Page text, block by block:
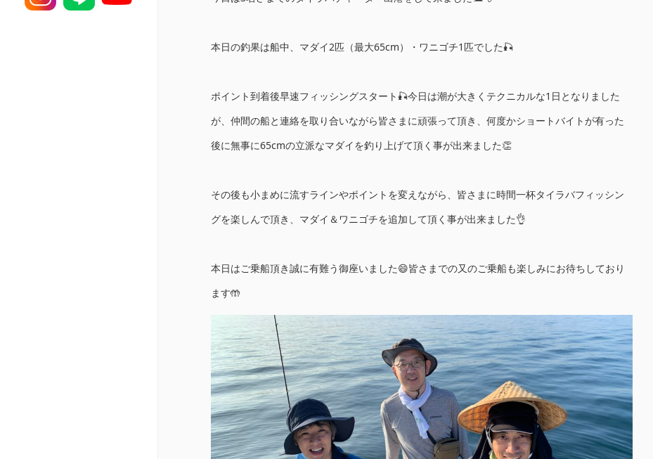
本日の釣果は船中、マダイ2匹（最大65cm）・ワニゴチ1匹でした🎣
ポイント到着後早速フィッシングスタート🎣今日は潮が大きくテクニカルな1日となりました
が、仲間の船と連絡を取り合いながら皆さまに頑張って頂き、何度かショートバイトが有った
後に無事に65cmの立派なマダイを釣り上げて頂く事が出来ました👏
その後も小まめに流すラインやポイントを変えながら、皆さまに時間一杯タイラバフィッシン
グを楽しんで頂き、マダイ＆ワニゴチを追加して頂く事が出来ました👌
本日はご乗船頂き誠に有難う御座いました😄皆さまでの又のご乗船も楽しみにお待ちしており
ます🤲